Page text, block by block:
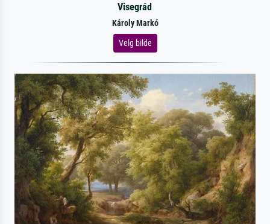
Visegrád
Károly Markó
Velg bilde